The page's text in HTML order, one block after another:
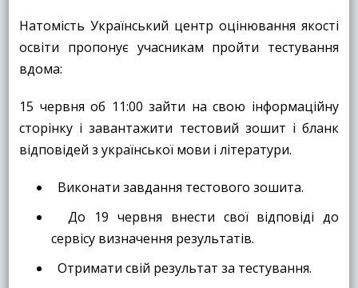
Натомість Український центр оцінювання якості
освіти пропонує учасникам пройти тестування
вдома:
15 червня об 11:00 зайти на свою інформаційну
сторінку і завантажити тестовий зошит і бланк
відповідей з української мови і літератури.
Виконати завдання тестового зошита.
До 19 червня внести свої відповіді до
сервісу визначення результатів.
Отримати свій результат за тестування.